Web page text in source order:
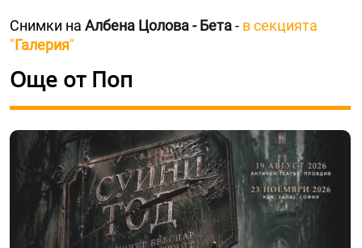
Снимки на Албена Цолова - Бета- в секцията
"Галерия"
Още от Поп